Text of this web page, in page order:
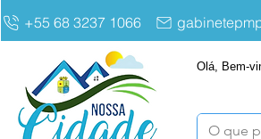
+55 68 3237 1066
Olá, Bem-